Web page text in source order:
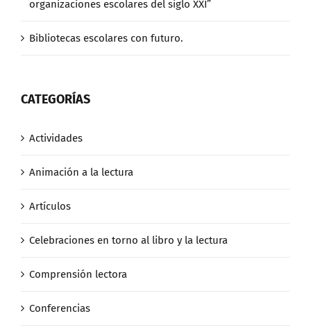
organizaciones escolares del siglo XXI”
Bibliotecas escolares con futuro.
CATEGORÍAS
Actividades
Animación a la lectura
Artículos
Celebraciones en torno al libro y la lectura
Comprensión lectora
Conferencias